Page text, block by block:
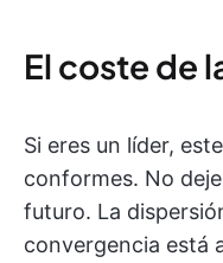
El coste de
Si eres un líder,
conformes. No
futuro. La
convergencia está